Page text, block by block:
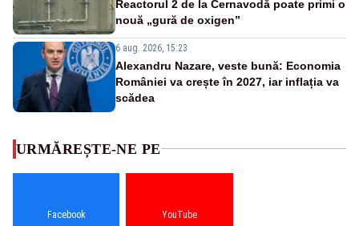
Reactorul 2 de la Cernavodă poate primi o
nouă „gură de oxigen”
6 aug. 2026, 15:23
Alexandru Nazare, veste bună: Economia
României va crește în 2027, iar inflația va
scădea
URMĂREȘTE-NE PE
Facebook YouTube